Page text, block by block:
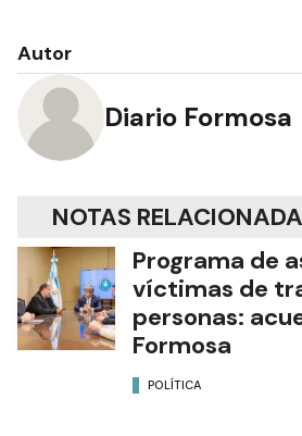
Autor
Diario Formosa
NOTAS
Programa de
víctimas de
personas:
Formosa
POLÍTICA